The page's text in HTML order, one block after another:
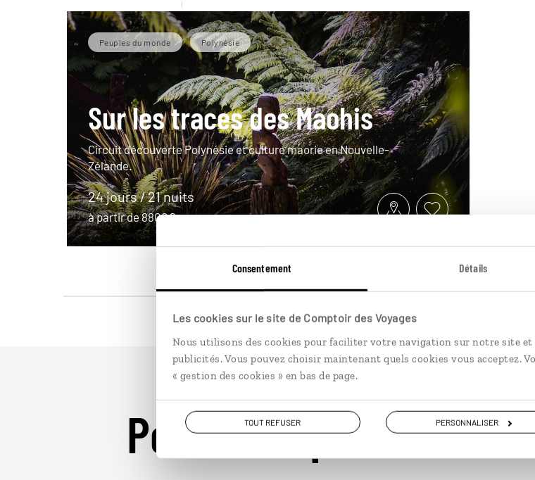
Consentement Détails
Les cookies sur le site de Comptoir des Voyages
Nous utilisons des cookies pour faciliter votre navigation sur notre site et
publicités. Vous pouvez choisir maintenant quels cookies vous acceptez.
« gestion des cookies » en bas de page.
TOUT REFUSER PERSONNALISER
Peuples du monde Polynésie
Sur les traces des Maohis
Circuit découverte Polynésie et culture maorie en Nouvelle-
Zélande.
24 jours / 21 nuits
à partir de 8800€
Pour aller plus loin